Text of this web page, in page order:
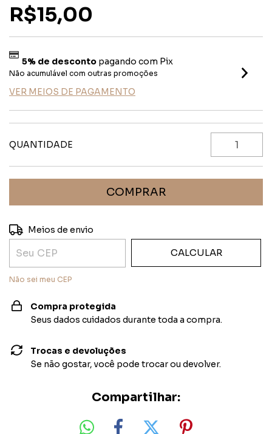
R$15,00
5% de descontopagando com Pix
Não acumulável com outras promoções
VER MEIOS DE PAGAMENTO
QUANTIDADE
Entregas para o CEP:
Meios de envio
CALCULAR
Não sei meu CEP
Compra protegida
Seus dados cuidados durante toda a compra.
Trocas e devoluções
Se não gostar, você pode trocar ou devolver.
Compartilhar: